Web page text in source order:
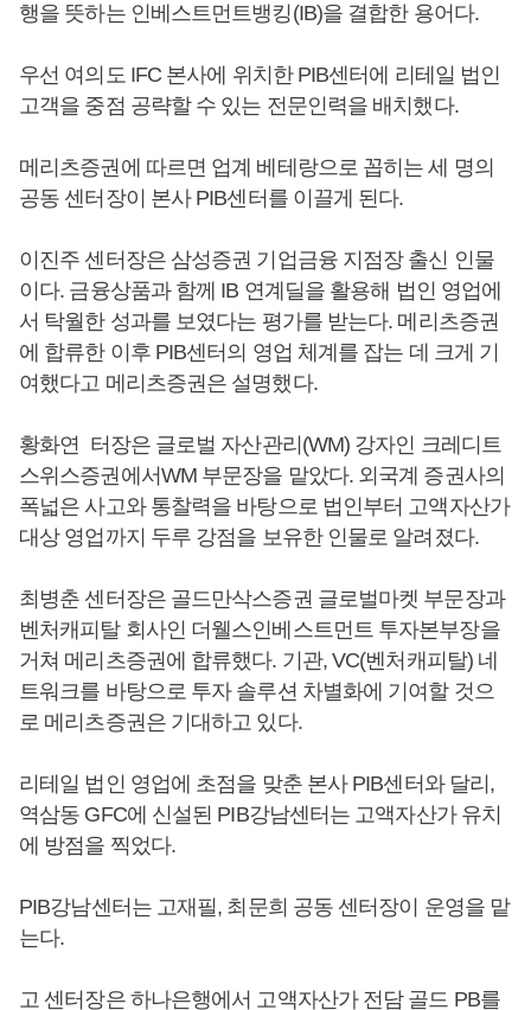
행을 뜻하는 인베스트먼트뱅킹(IB)을 결합한 용어다.
우선 여의도 IFC 본사에 위치한 PIB센터에 리테일 법인
고객을 중점 공략할 수 있는 전문인력을 배치했다.
메리츠증권에 따르면 업계 베테랑으로 꼽히는 세 명의
공동 센터장이 본사 PIB센터를 이끌게 된다.
이진주 센터장은 삼성증권 기업금융 지점장 출신 인물
이다. 금융상품과 함께 IB 연계딜을 활용해 법인 영업에
서 탁월한 성과를 보였다는 평가를 받는다. 메리츠증권
에 합류한 이후 PIB센터의 영업 체계를 잡는 데 크게 기
여했다고 메리츠증권은 설명했다.
황화연 터장은 글로벌 자산관리(WM) 강자인 크레디트
스위스증권에서WM 부문장을 맡았다. 외국계 증권사의
폭넓은 사고와 통찰력을 바탕으로 법인부터 고액자산가
대상 영업까지 두루 강점을 보유한 인물로 알려졌다.
최병춘 센터장은 골드만삭스증권 글로벌마켓 부문장과
벤처캐피탈 회사인 더웰스인베스트먼트 투자본부장을
거쳐 메리츠증권에 합류했다. 기관, VC(벤처캐피탈) 네
트워크를 바탕으로 투자 솔루션 차별화에 기여할 것으
로 메리츠증권은 기대하고 있다.
리테일 법인 영업에 초점을 맞춘 본사 PIB센터와 달리,
역삼동 GFC에 신설된 PIB강남센터는 고액자산가 유치
에 방점을 찍었다.
PIB강남센터는 고재필, 최문희 공동 센터장이 운영을 맡
는다.
고 센터장은 하나은행에서 고액자산가 전담 골드 PB를